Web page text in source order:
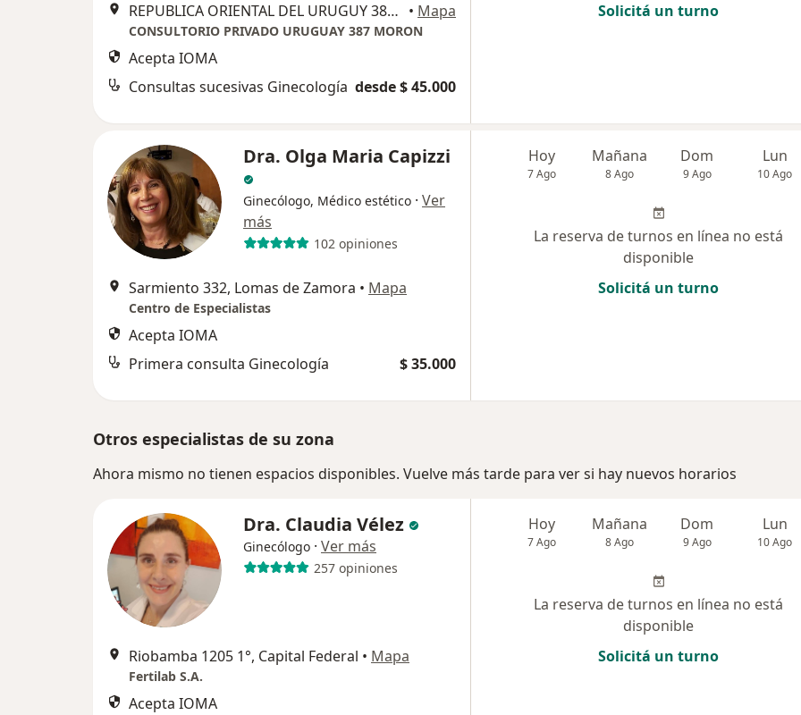
REPUBLICA ORIENTAL DEL URUGUY 387 1 A • Mapa
CONSULTORIO PRIVADO URUGUAY 387 MORON
Acepta IOMA
Consultas sucesivas Ginecología desde $ 45.000
Solicitá un turno
Dra. Olga Maria Capizzi
Ginecólogo, Médico estético · Ver
más
102 opiniones
Sarmiento 332, Lomas de Zamora • Mapa
Centro de Especialistas
Acepta IOMA
Primera consulta Ginecología
$ 35.000
Hoy
7 Ago
Mañana
8 Ago
Dom
9 Ago
Lun
10 Ago
La reserva de turnos en línea no está
disponible
Solicitá un turno
Otros especialistas de su zona
Ahora mismo no tienen espacios disponibles. Vuelve más tarde para ver si hay nuevos horarios
Dra. Claudia Vélez
Ginecólogo · Ver más
257 opiniones
Riobamba 1205 1°, Capital Federal • Mapa
Fertilab S.A.
Acepta IOMA
Hoy
7 Ago
Mañana
8 Ago
Dom
9 Ago
Lun
10 Ago
La reserva de turnos en línea no está
disponible
Solicitá un turno